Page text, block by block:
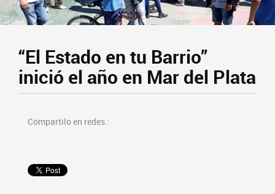
“El Estado en tu Barrio”
inició el año en Mar del Plata
Compartilo en redes :